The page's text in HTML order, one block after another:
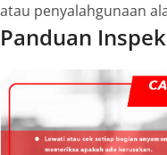
atau penyalahgunaan
Panduan